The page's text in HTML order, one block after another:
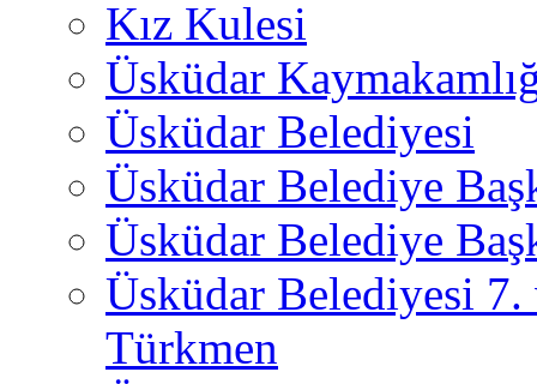
Kız Kulesi
Üsküdar
Üsküdar Belediyesi
Üsküdar Belediye
Üsküdar Belediye
Üsküdar Belediyesi
Türkmen